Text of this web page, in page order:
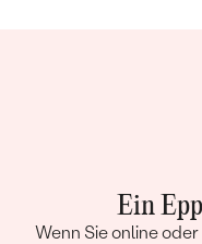
Ein
Wenn Sie online